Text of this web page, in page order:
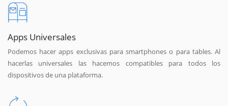
Apps Universales
Podemos hacer apps exclusivas para smartphones o para tables. Al
hacerlas universales las hacemos compatibles para todos los
dispositivos de una plataforma.